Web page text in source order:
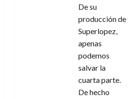
De su
producción de
Superlopez,
apenas
podemos
salvar la
cuarta parte.
De hecho